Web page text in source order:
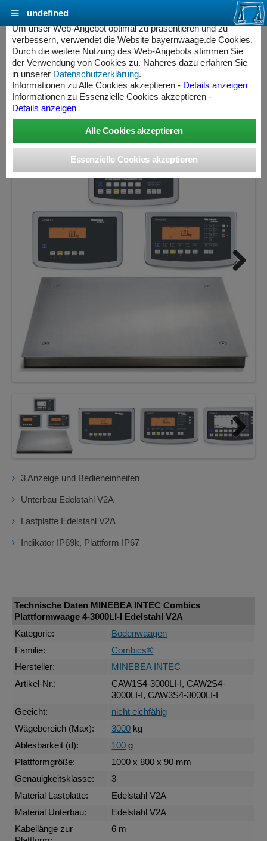
MINEBEA INTEC Combics Plattformwaage 4-
3000LI-I Edelstahl V2A
Wägebereich: 3000 kg, Ablesbarkeit: 100 g, nicht eichfähig
Next
3 Anzeige und Bedieneinheiten
Unterbau Edelstahl V2A
Lastplatte Edelstahl V2A
Indikator IP69k, Plattform IP67
Technische Daten MINEBEA INTEC Combics
Plattformwaage 4-3000LI-I Edelstahl V2A
Kategorie:
Bodenwaagen
Familie:
Combics®
Hersteller:
MINEBEA INTEC
Artikel-Nr.:
CAW1S4-3000LI-I, CAW2S4-
3000LI-I, CAW3S4-3000LI-I
Geeicht:
nicht eichfähig
Wägebereich (Max):
3000 kg
Ablesbarkeit (d):
100 g
Plattformgröße:
1000 x 800 x 90 mm
Genauigkeitsklasse:
3
Material Lastplatte:
Edelstahl V2A
Material Unterbau:
Edelstahl V2A
Kabellänge zur
6 m
Cookie Einstellungen - bayernwaage.de
Um unser Web-Angebot optimal zu präsentieren und zu
verbessern, verwendet die Website bayernwaage.de Cookies.
Durch die weitere Nutzung des Web-Angebots stimmen Sie
der Verwendung von Cookies zu. Näheres dazu erfahren Sie
in unserer Datenschutzerklärung.
Informationen zu Alle Cookies akzeptieren - Details anzeigen
Informationen zu Essenzielle Cookies akzeptieren -
Details anzeigen
undefined
Controller